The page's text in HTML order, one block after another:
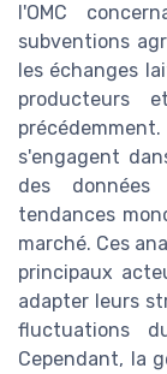
l'OMC
subventions
les échanges
producteurs
s'engagent
des données
tendances
marché. Ces
principaux
adapter leurs
fluctuations
Cependant, la